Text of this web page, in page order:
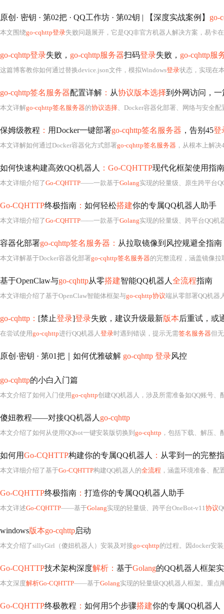
原创· 密钥 · 第02把 · QQ工作坊 · 第02钥 | 【深度实战案例】 go-
本文围绕go-cqhttp登录失败问题展开，它是QQ非官方机器人解决方案，易卡在
go-cqhttp登录失败， go-cqhttp服务器扫码登录失败， go-cqhttp服
这篇博客教你如何通过替换device.json文件，模拟Windows登录状态，实现在
go-cqhttp签名服务器配置详解 ： 从协议版本选择到外网访问，一
本文详解go-cqhttp签名服务器的协议选择、Docker容器化部署、网络与安全配置
保姆级教程 ： 用Docker一键部署go-cqhttp签名服务器 ，告别45登
本文详解如何通过Docker容器化方式部署go-cqhttp签名服务器 ，从根本上解决
如何快速构建高效QQ机器人 ：Go-CQHTTP现代化框架使用指南
本文详细介绍了Go-CQHTTP——一款基于Golang实现的轻量级、原生跨平台
Go-CQHTTP终极指南 ： 如何轻松搭建你的专属QQ机器人助手
本文详细介绍了Go-CQHTTP——一款基于Golang实现的轻量级、跨平台QQ机器人
容器化部署go-cqhttp签名服务器： 从拉取镜像到风控规避全指南
本文详解基于Docker容器化部署go-cqhttp签名服务器的完整流程，涵盖镜像
基于OpenClaw与go-cqhttp从零搭建智能QQ机器人 全流程指南
本文详细介绍了基于OpenClaw智能体框架与go-cqhttp协议端从零部署QQ机器
go-cqhttp： [禁止登录]登录失败，建议升级最新版本后重试，或
在尝试使用go-cqhttp进行QQ机器人登录时遇到错误，提示无需签名服务器但
原创·密钥 · 第01把｜如何优雅破解 go-cqhttp 登录风控
go-cqhttp的小白入门篇
本文介绍了如何入门使用go-cqhttp创建QQ机器人，涉及所需准备如QQ账号、
傻妞教程——对接QQ机器人 go-cqhttp
本文介绍了如何从使用QQbot一键安装版切换到 go-cqhttp ，包括下载、解压、
如何用Go-CQHTTP构建你的专属QQ机器人 ： 从零到一的完整
本文详细介绍了基于Go-CQHTTP构建QQ机器人的全流程 ，涵盖环境准备、配
Go-CQHTTP终极指南 ： 打造你的专属QQ机器人助手
本文详述Go-CQHTTP——基于Golang实现的轻量级、跨平台OneBot-v11协议
windows版本go-cqhttp启动
本文介绍了sillyGirl（傻妞机器人）安装及对接go-cqhttp的过程。因docker安装
Go-CQHTTP技术架构深度解析： 基于Golang的QQ机器人框架
本文深度解析Go-CQHTTP——基于Golang实现的轻量级QQ机器人框架。重点
Go-CQHTTP终极教程 ： 如何用5个步骤搭建你的专属QQ机器人